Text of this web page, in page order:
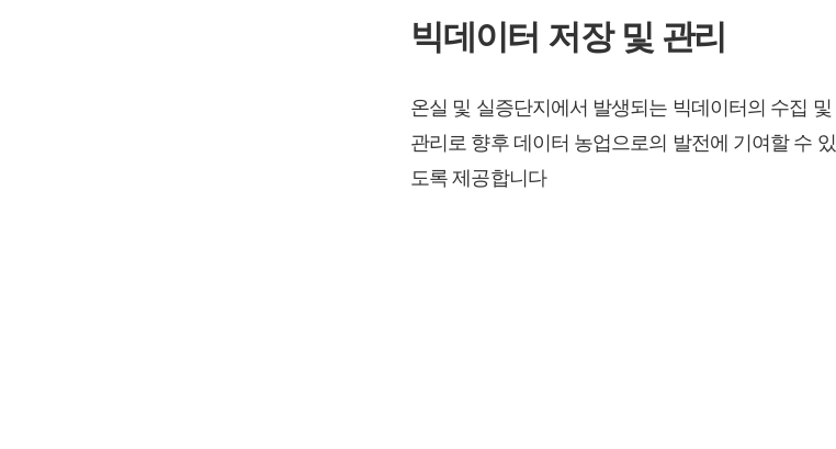
빅데이터 저장 및 관리
온실 및 실증단지에서 발생되는 빅데이터의 수집 및
관리로 향후 데이터 농업으로의 발전에 기여할 수 있
도록 제공합니다